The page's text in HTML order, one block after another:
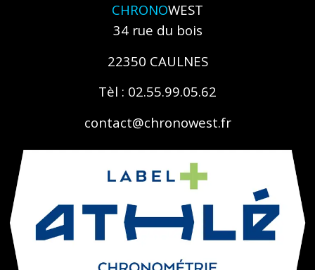
CHRONOWEST
34 rue du bois
22350 CAULNES
Tèl : 02.55.99.05.62
contact@chronowest.fr